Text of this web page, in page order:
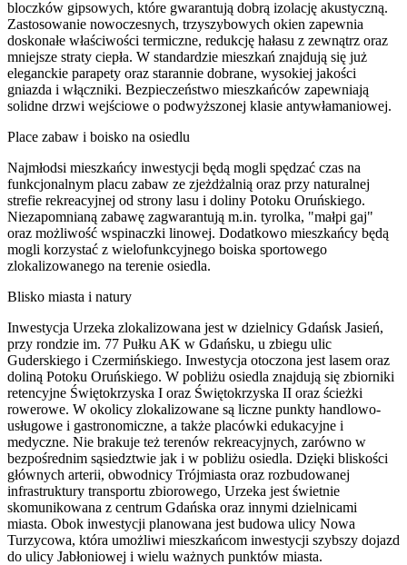
bloczków gipsowych, które gwarantują dobrą izolację akustyczną.
Zastosowanie nowoczesnych, trzyszybowych okien zapewnia
doskonałe właściwości termiczne, redukcję hałasu z zewnątrz oraz
mniejsze straty ciepła. W standardzie mieszkań znajdują się już
eleganckie parapety oraz starannie dobrane, wysokiej jakości
gniazda i włączniki. Bezpieczeństwo mieszkańców zapewniają
solidne drzwi wejściowe o podwyższonej klasie antywłamaniowej.
Place zabaw i boisko na osiedlu
Najmłodsi mieszkańcy inwestycji będą mogli spędzać czas na
funkcjonalnym placu zabaw ze zjeżdżalnią oraz przy naturalnej
strefie rekreacyjnej od strony lasu i doliny Potoku Oruńskiego.
Niezapomnianą zabawę zagwarantują m.in. tyrolka, "małpi gaj"
oraz możliwość wspinaczki linowej. Dodatkowo mieszkańcy będą
mogli korzystać z wielofunkcyjnego boiska sportowego
zlokalizowanego na terenie osiedla.
Blisko miasta i natury
Inwestycja Urzeka zlokalizowana jest w dzielnicy Gdańsk Jasień,
przy rondzie im. 77 Pułku AK w Gdańsku, u zbiegu ulic
Guderskiego i Czermińskiego. Inwestycja otoczona jest lasem oraz
doliną Potoku Oruńskiego. W pobliżu osiedla znajdują się zbiorniki
retencyjne Świętokrzyska I oraz Świętokrzyska II oraz ścieżki
rowerowe. W okolicy zlokalizowane są liczne punkty handlowo-
usługowe i gastronomiczne, a także placówki edukacyjne i
medyczne. Nie brakuje też terenów rekreacyjnych, zarówno w
bezpośrednim sąsiedztwie jak i w pobliżu osiedla. Dzięki bliskości
głównych arterii, obwodnicy Trójmiasta oraz rozbudowanej
infrastruktury transportu zbiorowego, Urzeka jest świetnie
skomunikowana z centrum Gdańska oraz innymi dzielnicami
miasta. Obok inwestycji planowana jest budowa ulicy Nowa
Turzycowa, która umożliwi mieszkańcom inwestycji szybszy dojazd
do ulicy Jabłoniowej i wielu ważnych punktów miasta.